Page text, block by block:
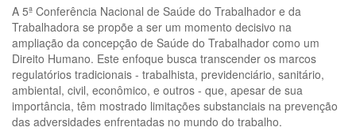
A 5ª Conferência Nacional de Saúde do Trabalhador e da
Trabalhadora se propõe a ser um momento decisivo na
ampliação da concepção de Saúde do Trabalhador como um
Direito Humano. Este enfoque busca transcender os marcos
regulatórios tradicionais - trabalhista, previdenciário, sanitário,
ambiental, civil, econômico, e outros - que, apesar de sua
importância, têm mostrado limitações substanciais na prevenção
das adversidades enfrentadas no mundo do trabalho.